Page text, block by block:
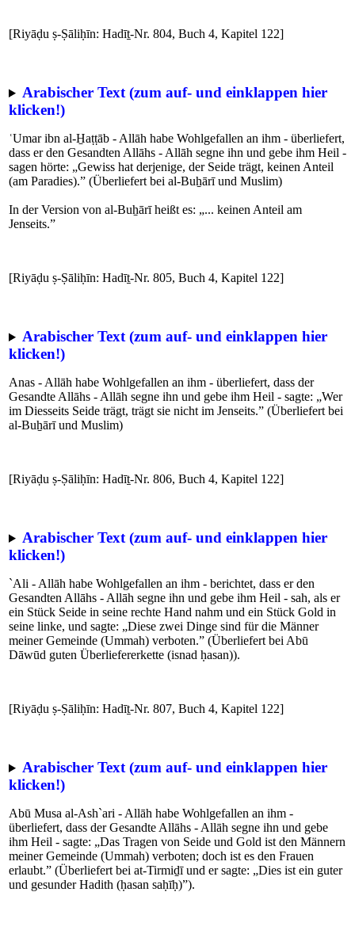
[Riyāḍu ṣ-Ṣāliḥīn: Hadīṯ-Nr. 804, Buch 4, Kapitel 122]
Arabischer Text (zum auf- und einklappen hier
klicken!)
ʿUmar ibn al-H̱aṭṭāb - Allāh habe Wohlgefallen an ihm - überliefert,
dass er den Gesandten Allāhs - Allāh segne ihn und gebe ihm Heil -
sagen hörte: „Gewiss hat derjenige, der Seide trägt, keinen Anteil
(am Paradies).” (Überliefert bei al-Buẖārī und Muslim)
In der Version von al-Buẖārī heißt es: „... keinen Anteil am
Jenseits.”
[Riyāḍu ṣ-Ṣāliḥīn: Hadīṯ-Nr. 805, Buch 4, Kapitel 122]
Arabischer Text (zum auf- und einklappen hier
klicken!)
Anas - Allāh habe Wohlgefallen an ihm - überliefert, dass der
Gesandte Allāhs - Allāh segne ihn und gebe ihm Heil - sagte: „Wer
im Diesseits Seide trägt, trägt sie nicht im Jenseits.” (Überliefert bei
al-Buẖārī und Muslim)
[Riyāḍu ṣ-Ṣāliḥīn: Hadīṯ-Nr. 806, Buch 4, Kapitel 122]
Arabischer Text (zum auf- und einklappen hier
klicken!)
`Ali - Allāh habe Wohlgefallen an ihm - berichtet, dass er den
Gesandten Allāhs - Allāh segne ihn und gebe ihm Heil - sah, als er
ein Stück Seide in seine rechte Hand nahm und ein Stück Gold in
seine linke, und sagte: „Diese zwei Dinge sind für die Männer
meiner Gemeinde (Ummah) verboten.” (Überliefert bei Abū
Dāwūd guten Überliefererkette (isnad ḥasan)).
[Riyāḍu ṣ-Ṣāliḥīn: Hadīṯ-Nr. 807, Buch 4, Kapitel 122]
Arabischer Text (zum auf- und einklappen hier
klicken!)
Abū Musa al-Ash`ari - Allāh habe Wohlgefallen an ihm -
überliefert, dass der Gesandte Allāhs - Allāh segne ihn und gebe
ihm Heil - sagte: „Das Tragen von Seide und Gold ist den Männern
meiner Gemeinde (Ummah) verboten; doch ist es den Frauen
erlaubt.” (Überliefert bei at-Tirmiḏī und er sagte: „Dies ist ein guter
und gesunder Hadith (ḥasan saḥīḥ)”).